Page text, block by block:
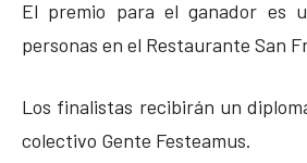
El premio para el ganador es
personas en el Restaurante San
Los finalistas recibirán un
colectivo Gente Festeamus.